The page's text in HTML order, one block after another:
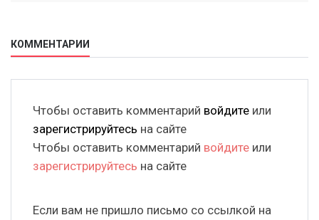
КОММЕНТАРИИ
Чтобы оставить комментарий войдите или
зарегистрируйтесь на сайте
Чтобы оставить комментарий войдите или
зарегистрируйтесь на сайте
Если вам не пришло письмо со ссылкой на